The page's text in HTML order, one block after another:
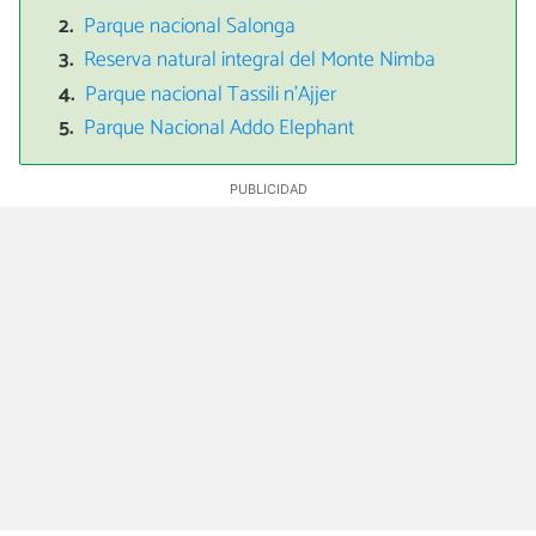
Parque nacional Salonga
Reserva natural integral del Monte Nimba
Parque nacional Tassili n'Ajjer
Parque Nacional Addo Elephant